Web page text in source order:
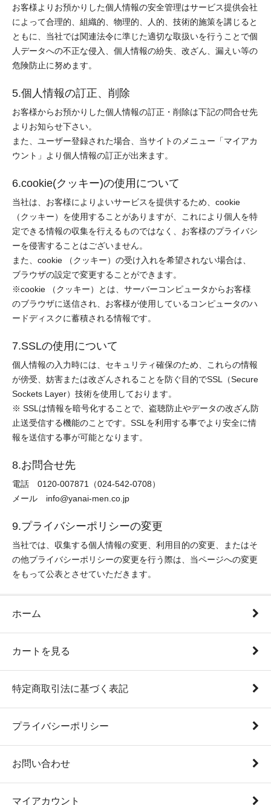
お客様よりお預かりした個人情報の安全管理はサービス提供会社
によって合理的、組織的、物理的、人的、技術的施策を講じると
ともに、当社では関連法令に準じた適切な取扱いを行うことで個
人データへの不正な侵入、個人情報の紛失、改ざん、漏えい等の
危険防止に努めます。
5.個人情報の訂正、削除
お客様からお預かりした個人情報の訂正・削除は下記の問合せ先
よりお知らせ下さい。
また、ユーザー登録された場合、当サイトのメニュー「マイアカ
ウント」より個人情報の訂正が出来ます。
6.cookie(クッキー)の使用について
当社は、お客様によりよいサービスを提供するため、cookie
（クッキー）を使用することがありますが、これにより個人を特
定できる情報の収集を行えるものではなく、お客様のプライバシ
ーを侵害することはございません。
また、cookie （クッキー）の受け入れを希望されない場合は、
ブラウザの設定で変更することができます。
※cookie （クッキー）とは、サーバーコンピュータからお客様
のブラウザに送信され、お客様が使用しているコンピュータのハ
ードディスクに蓄積される情報です。
7.SSLの使用について
個人情報の入力時には、セキュリティ確保のため、これらの情報
が傍受、妨害または改ざんされることを防ぐ目的でSSL（Secure
Sockets Layer）技術を使用しております。
※ SSLは情報を暗号化することで、盗聴防止やデータの改ざん防
止送受信する機能のことです。SSLを利用する事でより安全に情
報を送信する事が可能となります。
8.お問合せ先
電話 0120-007871（024-542-0708）
メール info@yanai-men.co.jp
9.プライバシーポリシーの変更
当社では、収集する個人情報の変更、利用目的の変更、またはそ
の他プライバシーポリシーの変更を行う際は、当ページへの変更
をもって公表とさせていただきます。
ホーム
カートを見る
特定商取引法に基づく表記
プライバシーポリシー
お問い合わせ
マイアカウント